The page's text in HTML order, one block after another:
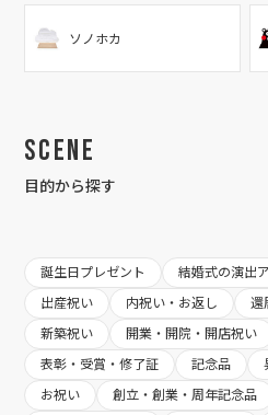
ソノホカ
Scene
目的から探す
誕生日プレゼント 結婚式の演出
出産祝い
内祝い・お返し
還
新築祝い
開業・開院・開店祝い
表彰・受賞・修了証
記念品
お祝い
創立・創業・周年記念品